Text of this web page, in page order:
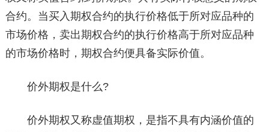
合约。当买入期权合约的执行价格低于所对应品种的
市场价格，卖出期权合约的执行价格高于所对应品种
的市场价格时，期权合约便具备实际价值。
价外期权是什么?
价外期权又称虚值期权，是指不具有内涵价值的